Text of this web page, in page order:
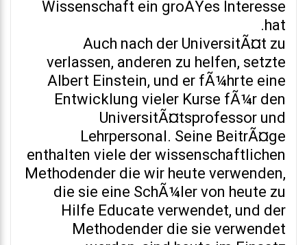
Wissenschaft ein groÃŸes Interesse
hat.
Auch nach der UniversitÃ¤t zu
verlassen, anderen zu helfen, setzte
Albert Einstein, und er fÃ¼hrte eine
Entwicklung vieler Kurse fÃ¼r den
UniversitÃ¤tsprofessor und
Lehrpersonal. Seine BeitrÃ¤ge
enthalten viele der wissenschaftlichen
Methodender die wir heute verwenden,
die sie eine SchÃ¼ler von heute zu
Hilfe Educate verwendet, und der
Methodender die sie verwendet